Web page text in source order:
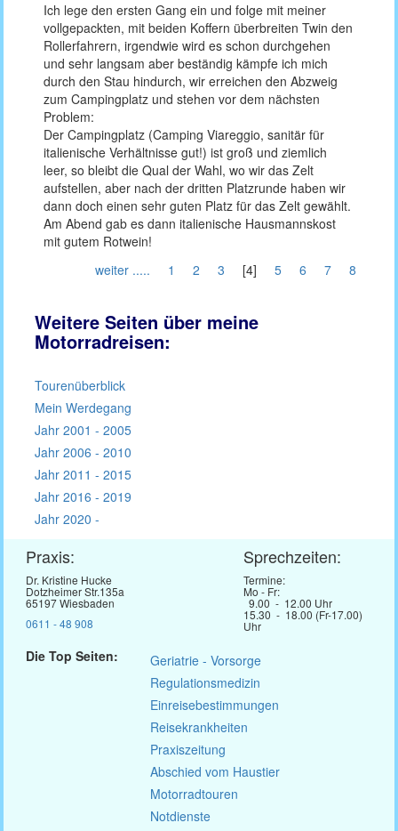
Ich lege den ersten Gang ein und folge mit meiner
vollgepackten, mit beiden Koffern überbreiten Twin den
Rollerfahrern, irgendwie wird es schon durchgehen
und sehr langsam aber beständig kämpfe ich mich
durch den Stau hindurch, wir erreichen den Abzweig
zum Campingplatz und stehen vor dem nächsten
Problem:
Der Campingplatz (Camping Viareggio, sanitär für
italienische Verhältnisse gut!) ist groß und ziemlich
leer, so bleibt die Qual der Wahl, wo wir das Zelt
aufstellen, aber nach der dritten Platzrunde haben wir
dann doch einen sehr guten Platz für das Zelt gewählt.
Am Abend gab es dann italienische Hausmannskost
mit gutem Rotwein!
weiter .....
1 2 3 [4] 5 6 7 8
Weitere Seiten über meine
Motorradreisen:
Tourenüberblick
Mein Werdegang
Jahr 2001 - 2005
Jahr 2006 - 2010
Jahr 2011 - 2015
Jahr 2016 - 2019
Jahr 2020 -
Praxis:
Dr. Kristine Hucke
Dotzheimer Str.135a
65197 Wiesbaden
0611 - 48 908
Sprechzeiten:
Termine:
Mo - Fr:
9.00 - 12.00 Uhr
15.30 - 18.00 (Fr-17.00)
Uhr
Die Top Seiten:
Geriatrie - Vorsorge
Regulationsmedizin
Einreisebestimmungen
Reisekrankheiten
Praxiszeitung
Abschied vom Haustier
Motorradtouren
Notdienste